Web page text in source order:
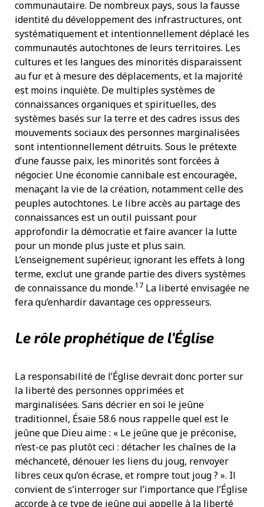
communautaire. De nombreux pays, sous la fausse
identité du développement des infrastructures, ont
systématiquement et intentionnellement déplacé les
communautés autochtones de leurs territoires. Les
cultures et les langues des minorités disparaissent
au fur et à mesure des déplacements, et la majorité
est moins inquiète. De multiples systèmes de
connaissances organiques et spirituelles, des
systèmes basés sur la terre et des cadres issus des
mouvements sociaux des personnes marginalisées
sont intentionnellement détruits. Sous le prétexte
d’une fausse paix, les minorités sont forcées à
négocier. Une économie cannibale est encouragée,
menaçant la vie de la création, notamment celle des
peuples autochtones. Le libre accès au partage des
connaissances est un outil puissant pour
approfondir la démocratie et faire avancer la lutte
pour un monde plus juste et plus sain.
L’enseignement supérieur, ignorant les effets à long
terme, exclut une grande partie des divers systèmes
de connaissance du monde.17 La liberté envisagée ne
fera qu’enhardir davantage ces oppresseurs.
Le rôle prophétique de l’Église
La responsabilité de l’Église devrait donc porter sur
la liberté des personnes opprimées et
marginalisées. Sans décrier en soi le jeûne
traditionnel, Ésaïe 58.6 nous rappelle quel est le
jeûne que Dieu aime : « Le jeûne que je préconise,
n’est-ce pas plutôt ceci : détacher les chaînes de la
méchanceté, dénouer les liens du joug, renvoyer
libres ceux qu’on écrase, et rompre tout joug ? ». Il
convient de s’interroger sur l’importance que l’Église
accorde à ce type de jeûne qui appelle à la liberté